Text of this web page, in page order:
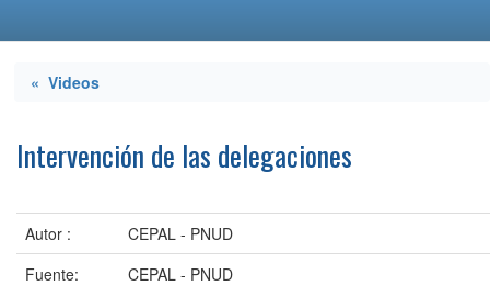
« Videos
Intervención de las delegaciones
Autor :
CEPAL - PNUD
Fuente:
CEPAL - PNUD